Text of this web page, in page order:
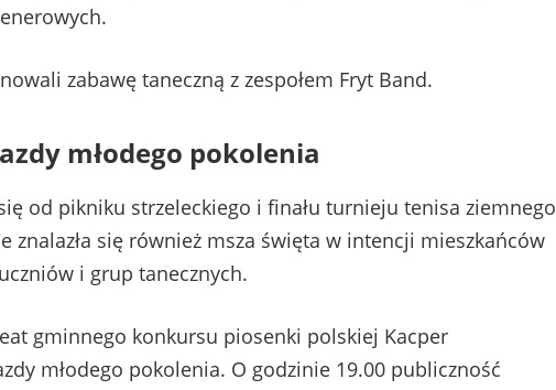
zabawę taneczną z zespołem Fryt Band.
młodego pokolenia
od pikniku strzeleckiego i finału turnieju tenisa ziemnego
znalazła się również msza święta w intencji mieszkańców
i grup tanecznych.
gminnego konkursu piosenki polskiej Kacper
młodego pokolenia. O godzinie 19.00 publiczność